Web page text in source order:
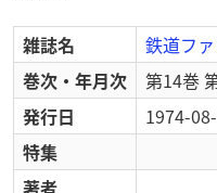
雑誌名
鉄道フ
巻次・年月次
第14巻
発行日
1974-
特集
著者